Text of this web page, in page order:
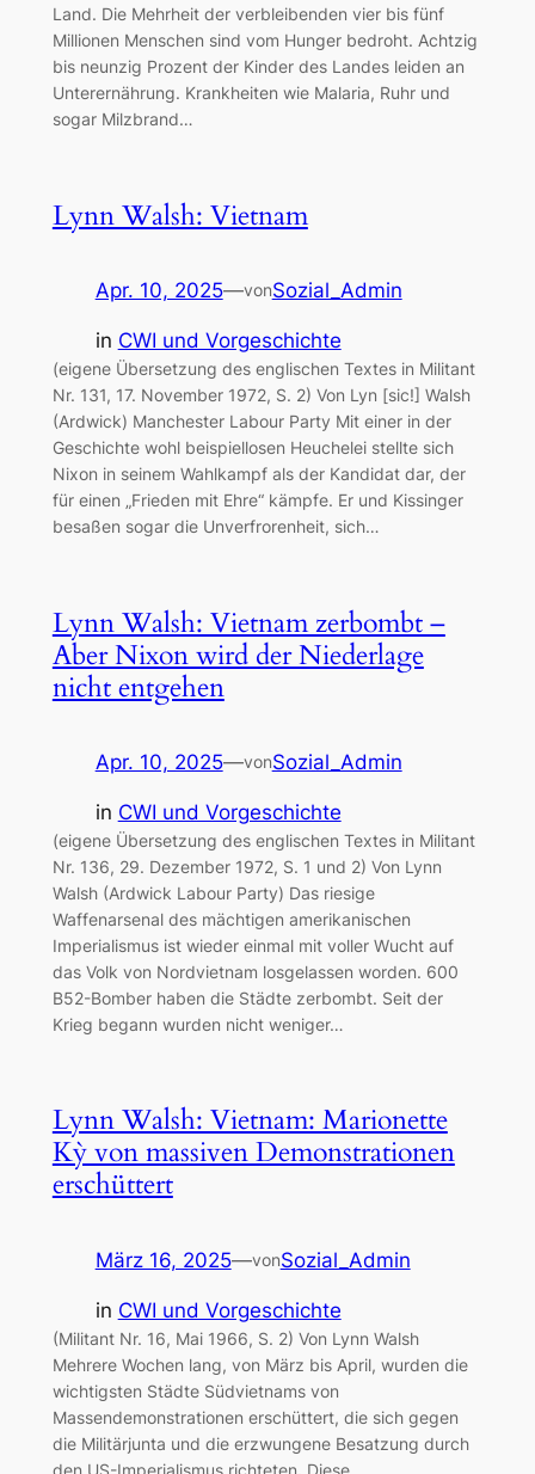
Land. Die Mehrheit der verbleibenden vier bis fünf
Millionen Menschen sind vom Hunger bedroht. Achtzig
bis neunzig Prozent der Kinder des Landes leiden an
Unterernährung. Krankheiten wie Malaria, Ruhr und
sogar Milzbrand…
Lynn Walsh: Vietnam
Apr. 10, 2025—vonSozial_Admin
in CWI und Vorgeschichte
(eigene Übersetzung des englischen Textes in Militant
Nr. 131, 17. November 1972, S. 2) Von Lyn [sic!] Walsh
(Ardwick) Manchester Labour Party Mit einer in der
Geschichte wohl beispiellosen Heuchelei stellte sich
Nixon in seinem Wahlkampf als der Kandidat dar, der
für einen „Frieden mit Ehre“ kämpfe. Er und Kissinger
besaßen sogar die Unverfrorenheit, sich…
Lynn Walsh: Vietnam zerbombt –
Aber Nixon wird der Niederlage
nicht entgehen
Apr. 10, 2025—vonSozial_Admin
in CWI und Vorgeschichte
(eigene Übersetzung des englischen Textes in Militant
Nr. 136, 29. Dezember 1972, S. 1 und 2) Von Lynn
Walsh (Ardwick Labour Party) Das riesige
Waffenarsenal des mächtigen amerikanischen
Imperialismus ist wieder einmal mit voller Wucht auf
das Volk von Nordvietnam losgelassen worden. 600
B52-Bomber haben die Städte zerbombt. Seit der
Krieg begann wurden nicht weniger…
Lynn Walsh: Vietnam: Marionette
Kỳ von massiven Demonstrationen
erschüttert
März 16, 2025—vonSozial_Admin
in CWI und Vorgeschichte
(Militant Nr. 16, Mai 1966, S. 2) Von Lynn Walsh
Mehrere Wochen lang, von März bis April, wurden die
wichtigsten Städte Südvietnams von
Massendemonstrationen erschüttert, die sich gegen
die Militärjunta und die erzwungene Besatzung durch